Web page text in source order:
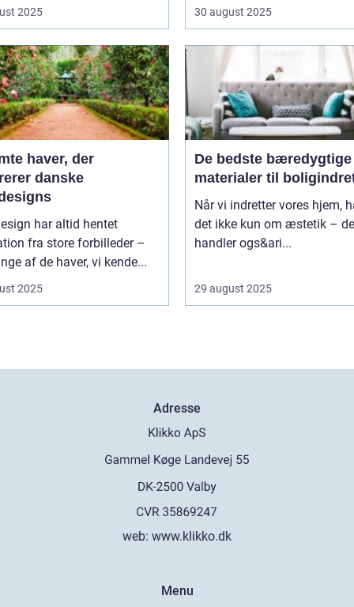
2025 30 august 2025
haver, der
danske
har altid hentet
fra store forbilleder –
af de haver, vi kende...
2025
De bedste bæredygtige
materialer til
Når vi indretter vores hjem,
det ikke kun om æstetik –
handler ogs&ari...
29 august 2025
Adresse
web: www.klikko.dk
Menu